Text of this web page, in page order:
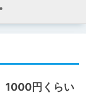
1000円くらい